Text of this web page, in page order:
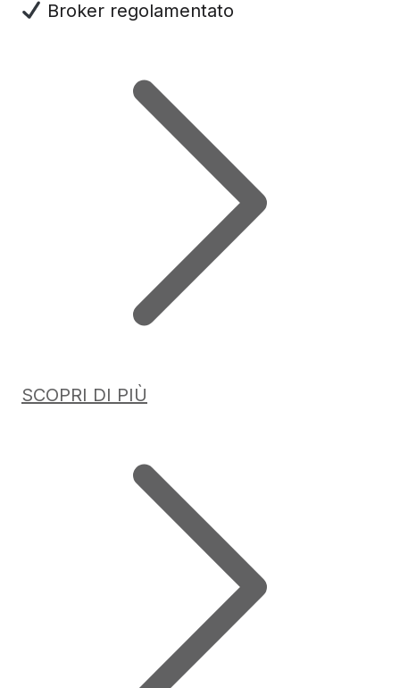
Broker regolamentato
SCOPRI DI PIÙ